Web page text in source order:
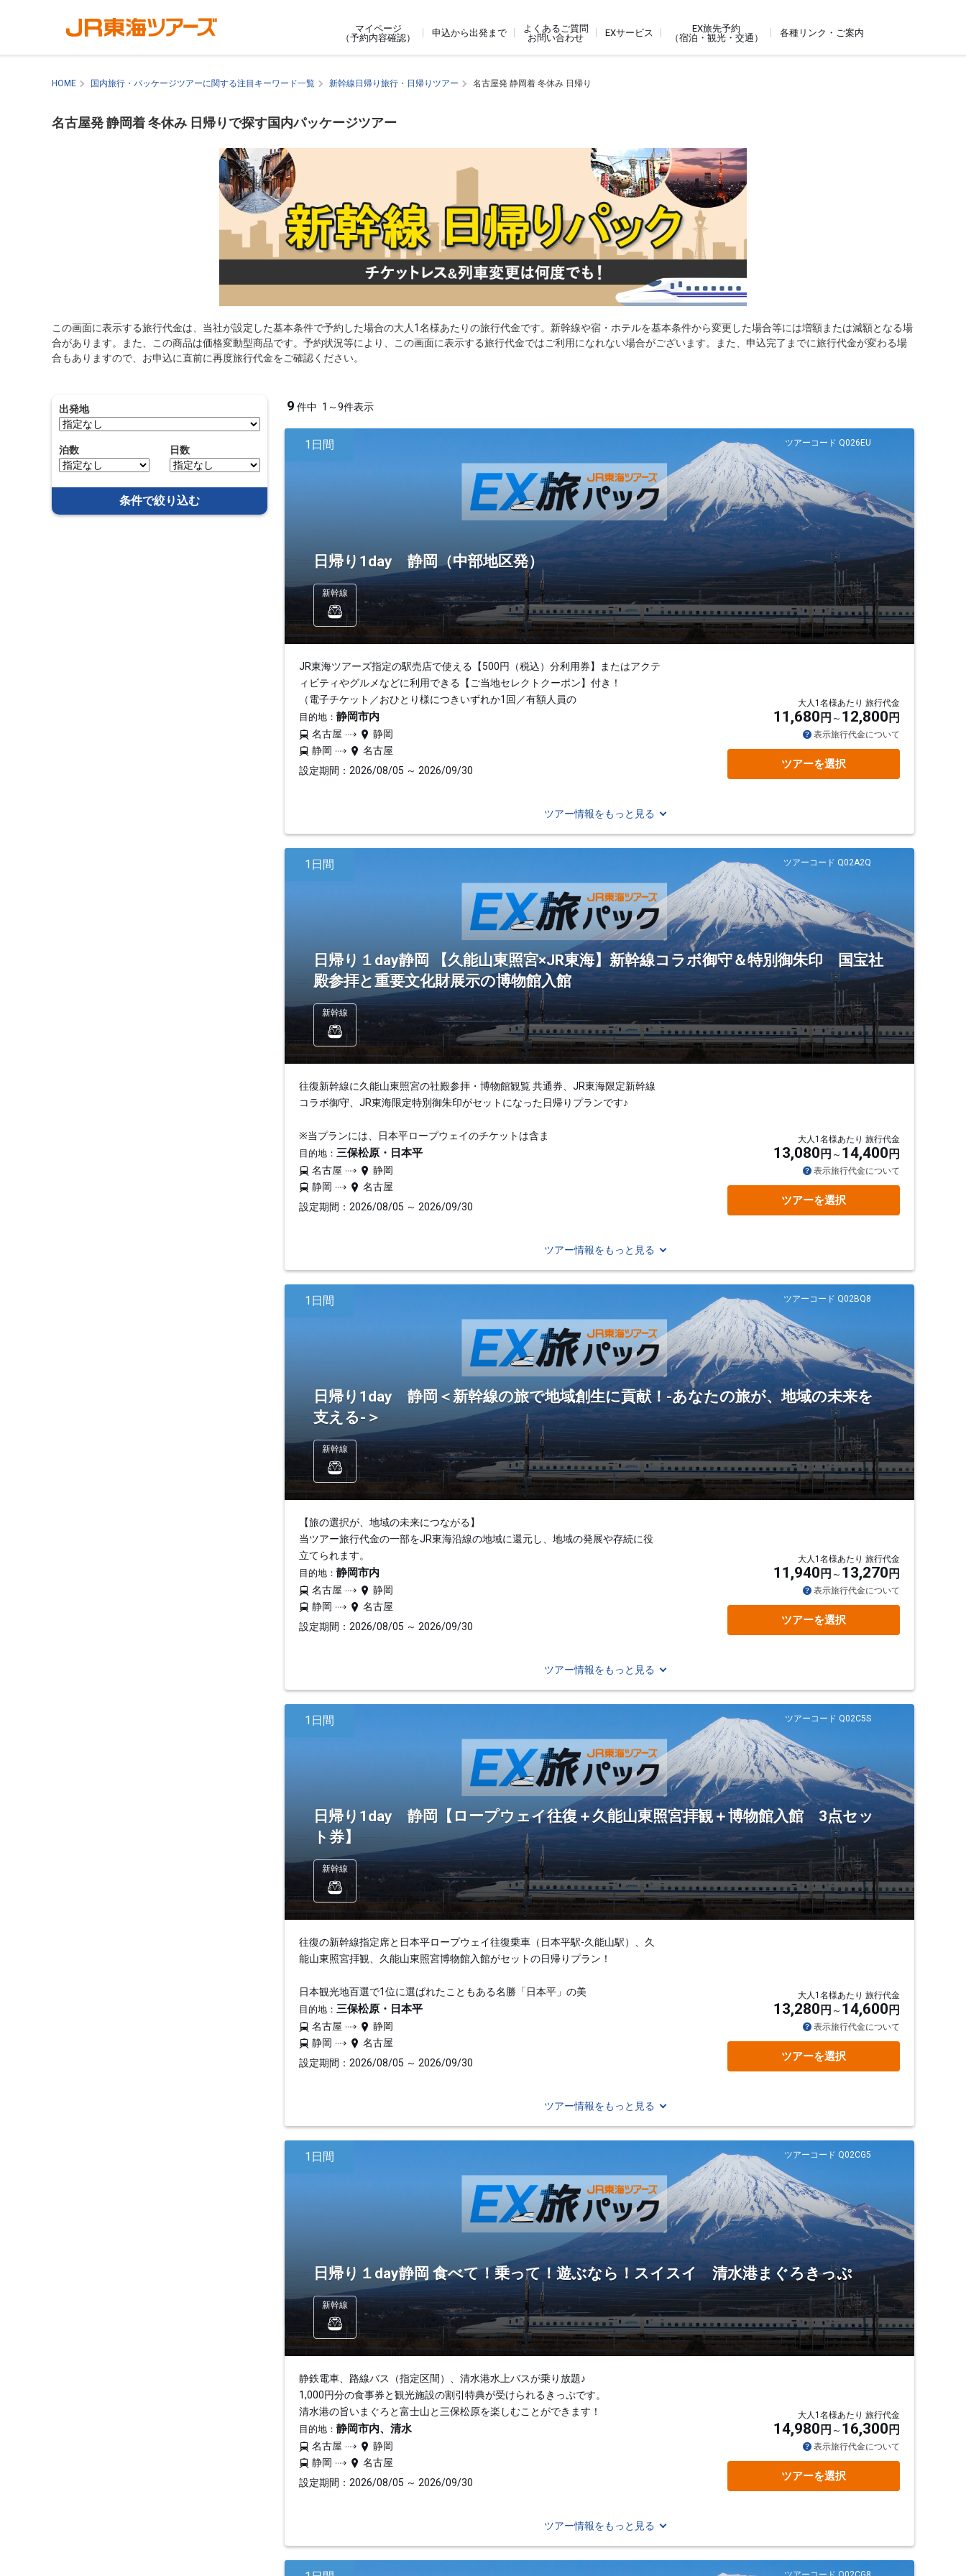
マイページ
（予約内容確認）
申込から出発まで
よくあるご質問
お問い合わせ
EXサービス
EX旅先予約
（宿泊・観光・交通）
各種リンク・ご案内
HOME 国内旅行・パッケージツアーに関する注目キーワード一覧 新幹線日帰り旅行・日帰りツアー 名古屋発 静岡着 冬休み 日帰り
名古屋発 静岡着 冬休み 日帰りで探す国内パッケージツアー
この画面に表示する旅行代金は、当社が設定した基本条件で予約した場合の大人1名様あたりの旅行代金です。新幹線や宿・ホテルを基本条件から変更した場合等には増額または減額となる場
合があります。また、この商品は価格変動型商品です。予約状況等により、この画面に表示する旅行代金ではご利用になれない場合がございます。また、申込完了までに旅行代金が変わる場
合もありますので、お申込に直前に再度旅行代金をご確認ください。
出発地
泊数 日数
条件で絞り込む
9 件中 1～9件表示
ツアーコード Q026EU
1日間
日帰り1day 静岡（中部地区発）
新幹線
JR東海ツアーズ指定の駅売店で使える【500円（税込）分利用券】またはアクテ
ィビティやグルメなどに利用できる【ご当地セレクトクーポン】付き！
（電子チケット／おひとり様につきいずれか1回／有額人員の
目的地： 静岡市内
名古屋
静岡
静岡
名古屋
設定期間：2026/08/05 ～ 2026/09/30
大人1名様あたり 旅行代金
11,680 円 12,800 円
表示旅行代金について
ツアーを選択
ツアー情報をもっと見る
ツアーコード Q02A2Q
1日間
日帰り１day静岡 【久能山東照宮×JR東海】新幹線コラボ御守＆特別御朱印 国宝社
殿参拝と重要文化財展示の博物館入館
新幹線
往復新幹線に久能山東照宮の社殿参拝・博物館観覧 共通券、JR東海限定新幹線
コラボ御守、JR東海限定特別御朱印がセットになった日帰りプランです♪
※当プランには、日本平ロープウェイのチケットは含ま
目的地： 三保松原・日本平
名古屋
静岡
静岡
名古屋
設定期間：2026/08/05 ～ 2026/09/30
大人1名様あたり 旅行代金
13,080 円 14,400 円
表示旅行代金について
ツアーを選択
ツアー情報をもっと見る
ツアーコード Q02BQ8
1日間
日帰り1day 静岡＜新幹線の旅で地域創生に貢献！-あなたの旅が、地域の未来を
支える-＞
新幹線
【旅の選択が、地域の未来につながる】
当ツアー旅行代金の一部をJR東海沿線の地域に還元し、地域の発展や存続に役
立てられます。
目的地： 静岡市内
名古屋
静岡
静岡
名古屋
設定期間：2026/08/05 ～ 2026/09/30
大人1名様あたり 旅行代金
11,940 円 13,270 円
表示旅行代金について
ツアーを選択
ツアー情報をもっと見る
ツアーコード Q02C5S
1日間
日帰り1day 静岡【ロープウェイ往復＋久能山東照宮拝観＋博物館入館 3点セッ
ト券】
新幹線
往復の新幹線指定席と日本平ロープウェイ往復乗車（日本平駅-久能山駅）、久
能山東照宮拝観、久能山東照宮博物館入館がセットの日帰りプラン！
日本観光地百選で1位に選ばれたこともある名勝「日本平」の美
目的地： 三保松原・日本平
名古屋
静岡
静岡
名古屋
設定期間：2026/08/05 ～ 2026/09/30
大人1名様あたり 旅行代金
13,280 円 14,600 円
表示旅行代金について
ツアーを選択
ツアー情報をもっと見る
ツアーコード Q02CG5
1日間
日帰り１day静岡 食べて！乗って！遊ぶなら！スイスイ 清水港まぐろきっぷ
新幹線
静鉄電車、路線バス（指定区間）、清水港水上バスが乗り放題♪
1,000円分の食事券と観光施設の割引特典が受けられるきっぷです。
清水港の旨いまぐろと富士山と三保松原を楽しむことができます！
目的地： 静岡市内、清水
名古屋
静岡
静岡
名古屋
設定期間：2026/08/05 ～ 2026/09/30
大人1名様あたり 旅行代金
14,980 円 16,300 円
表示旅行代金について
ツアーを選択
ツアー情報をもっと見る